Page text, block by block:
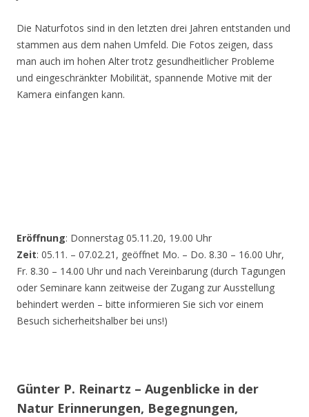
Die Naturfotos sind in den letzten drei Jahren entstanden und
stammen aus dem nahen Umfeld. Die Fotos zeigen, dass
man auch im hohen Alter trotz gesundheitlicher Probleme
und eingeschränkter Mobilität, spannende Motive mit der
Kamera einfangen kann.
Eröffnung: Donnerstag 05.11.20, 19.00 Uhr
Zeit: 05.11. – 07.02.21, geöffnet Mo. – Do. 8.30 – 16.00 Uhr,
Fr. 8.30 – 14.00 Uhr und nach Vereinbarung (durch Tagungen
oder Seminare kann zeitweise der Zugang zur Ausstellung
behindert werden – bitte informieren Sie sich vor einem
Besuch sicherheitshalber bei uns!)
Günter P. Reinartz – Augenblicke in der
Natur Erinnerungen, Begegnungen,